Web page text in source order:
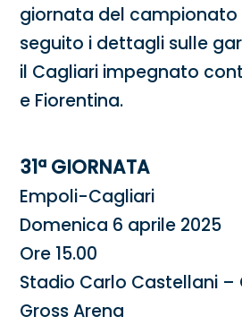
giornata del campionato
seguito i dettagli sulle
il Cagliari impegnato
e Fiorentina.
31ª GIORNATA
Empoli-Cagliari
Domenica 6 aprile 2025
Ore 15.00
Stadio Carlo Castellani
Gross Arena